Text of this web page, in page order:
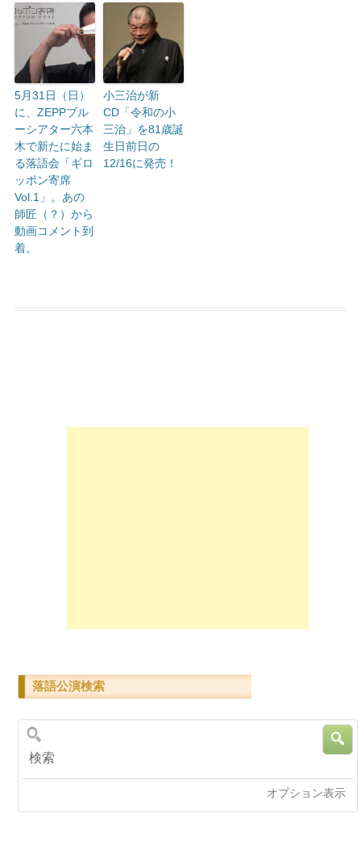
5月31日（日）
に、ZEPPブル
ーシアター六本
木で新たに始ま
る落語会「ギロ
ッポン寄席
Vol.1」。あの
師匠（？）から
動画コメント到
着。
小三治が新
CD「令和の小
三治」を81歳誕
生日前日の
12/16に発売！
落語公演検索
オプション表示